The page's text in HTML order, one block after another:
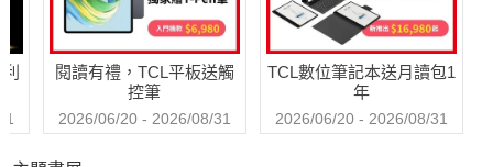
即刻展開一場緊湊刺激的海洋搜索行動，一起燒腦辦案，
一邊解謎、一邊學知識，體驗一場驚險又寓教於樂的海洋生態任
閱讀有禮，TCL平板送觸
控筆
2026/06/20 - 2026/08/31
TCL數位筆記本送月讀包1
年
2026/06/20 - 2026/08/31